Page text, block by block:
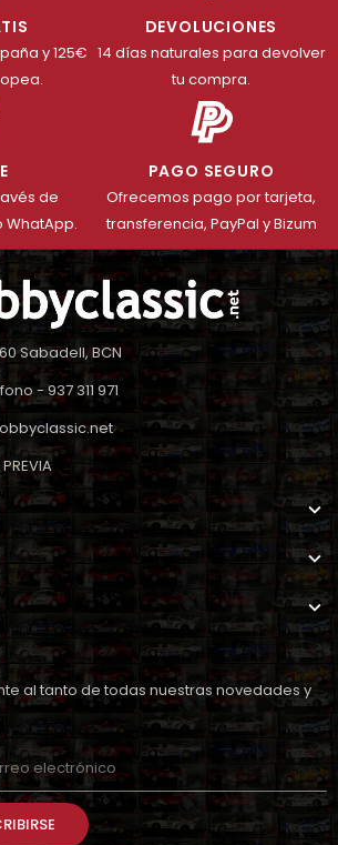
y 125€
DEVOLUCIONES
14 días naturales para devolver
tu compra.
de
PAGO SEGURO
Ofrecemos pago por tarjeta,
transferencia, PayPal y Bizum
Sabadell, BCN
- 937 311 971
al tanto de todas nuestras novedades y